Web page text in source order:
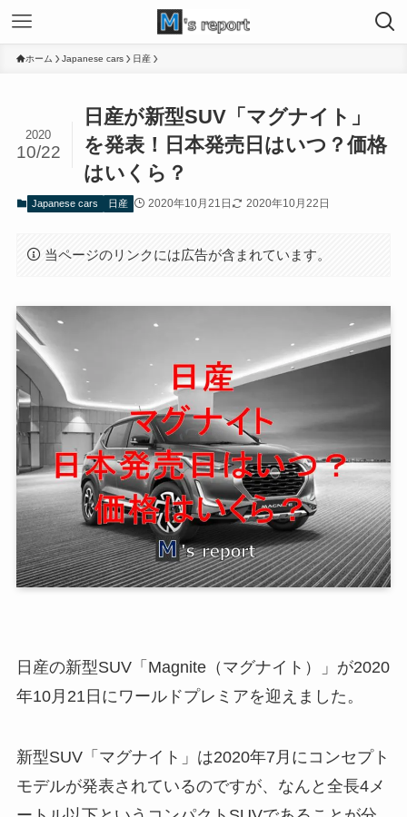
ホーム Japanese cars 日産
日産が新型SUV「マグナイト」
を発表！日本発売日はいつ？価格
はいくら？
2020
10/22
Japanese cars 日産 2020年10月21日 2020年10月22日
当ページのリンクには広告が含まれています。
日産の新型SUV「Magnite（マグナイト）」が2020
年10月21日にワールドプレミアを迎えました。
新型SUV「マグナイト」は2020年7月にコンセプト
モデルが発表されているのですが、なんと全長4メ